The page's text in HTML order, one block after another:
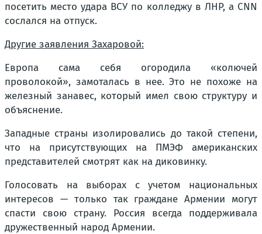
посетить место удара ВСУ по колледжу в ЛНР, а CNN
сослался на отпуск.
Другие заявления Захаровой:
Европа сама себя огородила «колючей
проволокой», замоталась в нее. Это не похоже на
железный занавес, который имел свою структуру и
объяснение.
Западные страны изолировались до такой степени,
что на присутствующих на ПМЭФ американских
представителей смотрят как на диковинку.
Голосовать на выборах с учетом национальных
интересов — только так граждане Армении могут
спасти свою страну. Россия всегда поддерживала
дружественный народ Армении.